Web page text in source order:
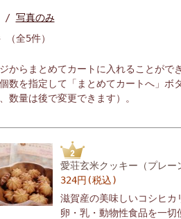
/ 写真のみ
全5件）
からまとめてカートに入れることができ
数を指定して「まとめてカートへ」
数量は後で変更できます）。
愛荘玄米クッキー（プレー
324円(税込)
滋賀産の美味しいコシヒカ
卵・乳・動物性食品を一